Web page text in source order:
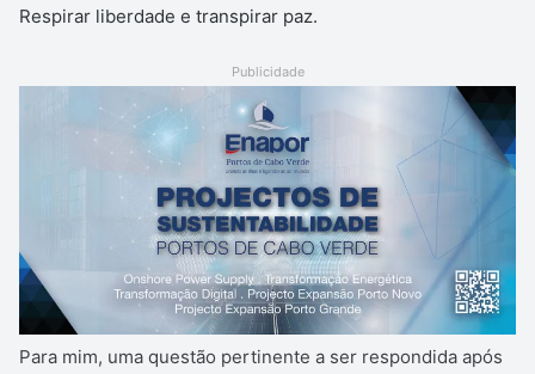
Respirar liberdade e transpirar paz.
Publicidade
Para mim, uma questão pertinente a ser respondida após